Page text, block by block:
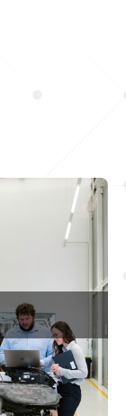
三十余载专业研